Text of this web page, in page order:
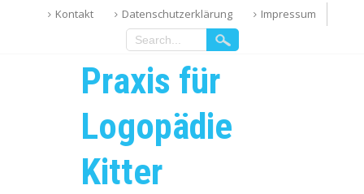
Kontakt Datenschutzerklärung Impressum
Praxis für
Logopädie
Kitter